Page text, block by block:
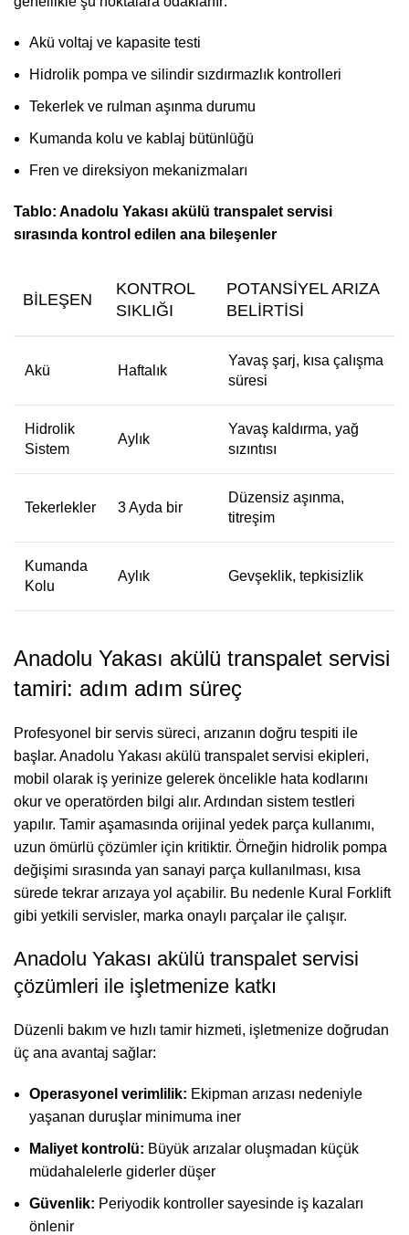
Akü voltaj ve kapasite testi
Hidrolik pompa ve silindir sızdırmazlık kontrolleri
Tekerlek ve rulman aşınma durumu
Kumanda kolu ve kablaj bütünlüğü
Fren ve direksiyon mekanizmaları
Tablo: Anadolu Yakası akülü transpalet servisi
sırasında kontrol edilen ana bileşenler
BILEŞEN
KONTROL
SIKLIĞI
POTANSIYEL ARIZA
BELIRTISI
Akü Haftalık
Yavaş şarj, kısa çalışma
süresi
Hidrolik
Sistem
Aylık
Yavaş kaldırma, yağ
sızıntısı
Tekerlekler 3 Ayda bir
Düzensiz aşınma,
titreşim
Kumanda
Kolu
Aylık Gevşeklik, tepkisizlik
Anadolu Yakası akülü transpalet servisi
tamiri: adım adım süreç
Profesyonel bir servis süreci, arızanın doğru tespiti ile
başlar. Anadolu Yakası akülü transpalet servisi ekipleri,
mobil olarak iş yerinize gelerek öncelikle hata kodlarını
okur ve operatörden bilgi alır. Ardından sistem testleri
yapılır. Tamir aşamasında orijinal yedek parça kullanımı,
uzun ömürlü çözümler için kritiktir. Örneğin hidrolik pompa
değişimi sırasında yan sanayi parça kullanılması, kısa
sürede tekrar arızaya yol açabilir. Bu nedenle Kural Forklift
gibi yetkili servisler, marka onaylı parçalar ile çalışır.
Anadolu Yakası akülü transpalet servisi
çözümleri ile işletmenize katkı
Düzenli bakım ve hızlı tamir hizmeti, işletmenize doğrudan
üç ana avantaj sağlar:
Operasyonel verimlilik: Ekipman arızası nedeniyle
yaşanan duruşlar minimuma iner
Maliyet kontrolü: Büyük arızalar oluşmadan küçük
müdahalelerle giderler düşer
Güvenlik: Periyodik kontroller sayesinde iş kazaları
önlenir